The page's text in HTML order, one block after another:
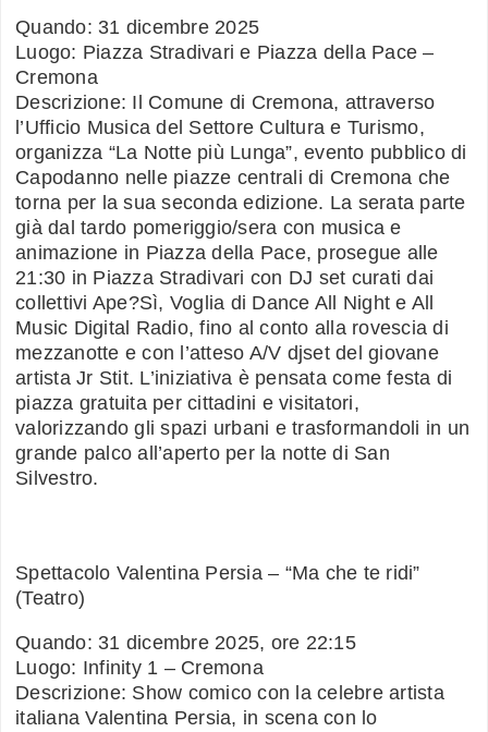
Quando: 31 dicembre 2025
Luogo: Piazza Stradivari e Piazza della Pace –
Cremona
Descrizione: Il Comune di Cremona, attraverso
l’Ufficio Musica del Settore Cultura e Turismo,
organizza “La Notte più Lunga”, evento pubblico di
Capodanno nelle piazze centrali di Cremona che
torna per la sua seconda edizione. La serata parte
già dal tardo pomeriggio/sera con musica e
animazione in Piazza della Pace, prosegue alle
21:30 in Piazza Stradivari con DJ set curati dai
collettivi Ape?Sì, Voglia di Dance All Night e All
Music Digital Radio, fino al conto alla rovescia di
mezzanotte e con l’atteso A/V djset del giovane
artista Jr Stit. L’iniziativa è pensata come festa di
piazza gratuita per cittadini e visitatori,
valorizzando gli spazi urbani e trasformandoli in un
grande palco all’aperto per la notte di San
Silvestro.
Spettacolo Valentina Persia – “Ma che te ridi”
(Teatro)
Quando: 31 dicembre 2025, ore 22:15
Luogo: Infinity 1 – Cremona
Descrizione: Show comico con la celebre artista
italiana Valentina Persia, in scena con lo